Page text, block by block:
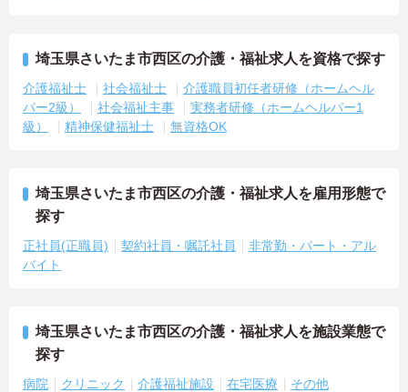
埼玉県さいたま市西区の介護・福祉求人を資格で探す
介護福祉士 社会福祉士
介護職員初任者研修（ホームヘル
パー2級）
社会福祉主事
実務者研修（ホームヘルパー1
級）
精神保健福祉士 無資格OK
埼玉県さいたま市西区の介護・福祉求人を雇用形態で
探す
正社員(正職員) 契約社員・嘱託社員
非常勤・パート・アル
バイト
埼玉県さいたま市西区の介護・福祉求人を施設業態で
探す
病院 クリニック 介護福祉施設 在宅医療 その他